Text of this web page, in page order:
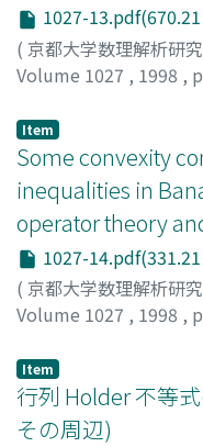
1027-
( 京都大学数理解析研
Volume 1027 , 1998 ,
Item
Some convexity
inequalities in
operator theory
1027-
( 京都大学数理解析研
Volume 1027 , 1998 ,
Yasuji
Item
行列 Holder 不等
その周辺)